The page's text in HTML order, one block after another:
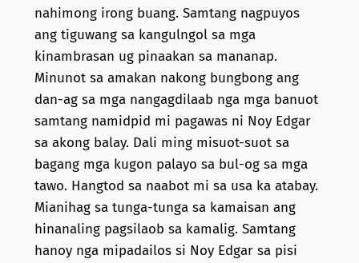
nahimong irong buang. Samtang nagpuyos
ang tiguwang sa kangulngol sa mga
kinambrasan ug pinaakan sa mananap.
Minunot sa amakan nakong bungbong ang
dan-ag sa mga nangagdilaab nga mga banuot
samtang namidpid mi pagawas ni Noy Edgar
sa akong balay. Dali ming misuot-suot sa
bagang mga kugon palayo sa bul-og sa mga
tawo. Hangtod sa naabot mi sa usa ka atabay.
Mianihag sa tunga-tunga sa kamaisan ang
hinanaling pagsilaob sa kamalig. Samtang
hanoy nga mipadailos si Noy Edgar sa pisi